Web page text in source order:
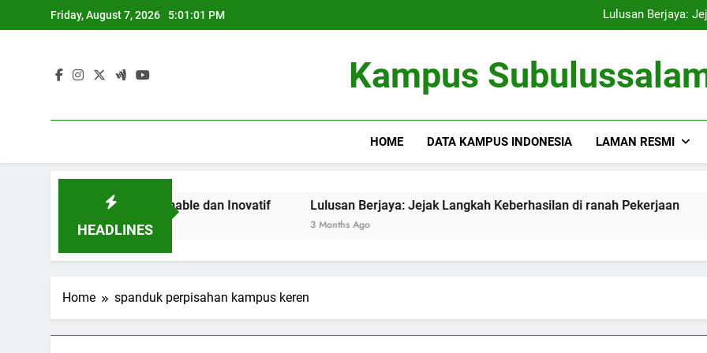
to
Friday, August 7, 2026 5:01:01 PM
Lulusan Berjaya:
Tugas Biro Karier
Lulusan Berjaya:
Tugas Biro Karier
Kampus
HOME DATA KAMPUS INDONESIA LAMAN RESMI
HEADLINES
Pendidikan Sustainable dan Inovatif Lulusan Berjaya: Jejak Langkah Keberhasilan di ranah Pekerjaan
3 Months Ago
Tugas
3
Home spanduk perpisahan kampus keren